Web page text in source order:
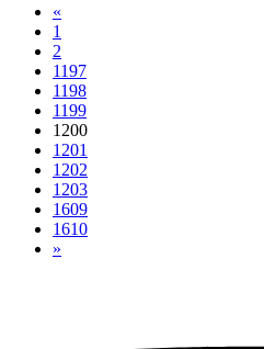
«
1
2
1197
1198
1199
1200
1201
1202
1203
1609
1610
»